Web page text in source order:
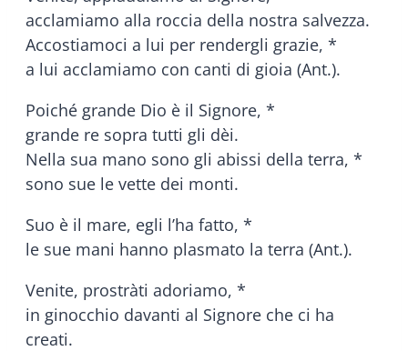
acclamiamo alla roccia della nostra salvezza.
Accostiamoci a lui per rendergli grazie, *
a lui acclamiamo con canti di gioia (Ant.).
Poiché grande Dio è il Signore, *
grande re sopra tutti gli dèi.
Nella sua mano sono gli abissi della terra, *
sono sue le vette dei monti.
Suo è il mare, egli l’ha fatto, *
le sue mani hanno plasmato la terra (Ant.).
Venite, prostràti adoriamo, *
in ginocchio davanti al Signore che ci ha
creati.